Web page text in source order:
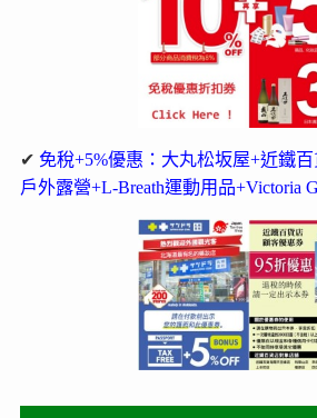
✔ 免稅+5%優惠：大丸松坂屋+近鐵
戶外露營+L-Breath運動用品+Victoria